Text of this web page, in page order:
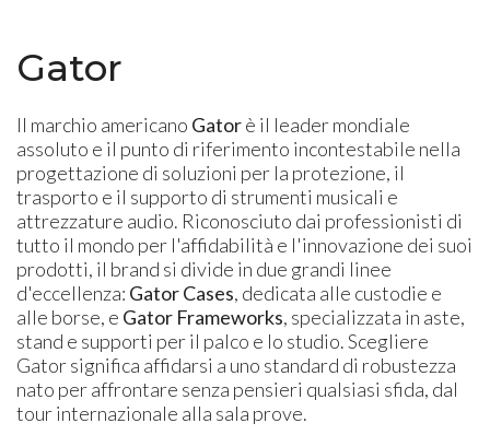
Gator
Il marchio americano Gatorè il leader mondiale
assoluto e il punto di riferimento incontestabile nella
progettazione di soluzioni per la protezione, il
trasporto e il supporto di strumenti musicali e
attrezzature audio. Riconosciuto dai professionisti di
tutto il mondo per l'affidabilità e l'innovazione dei suoi
prodotti, il brand si divide in due grandi linee
d'eccellenza: Gator Cases, dedicata alle custodie e
alle borse, e Gator Frameworks, specializzata in aste,
stand e supporti per il palco e lo studio. Scegliere
Gator significa affidarsi a uno standard di robustezza
nato per affrontare senza pensieri qualsiasi sfida, dal
tour internazionale alla sala prove.